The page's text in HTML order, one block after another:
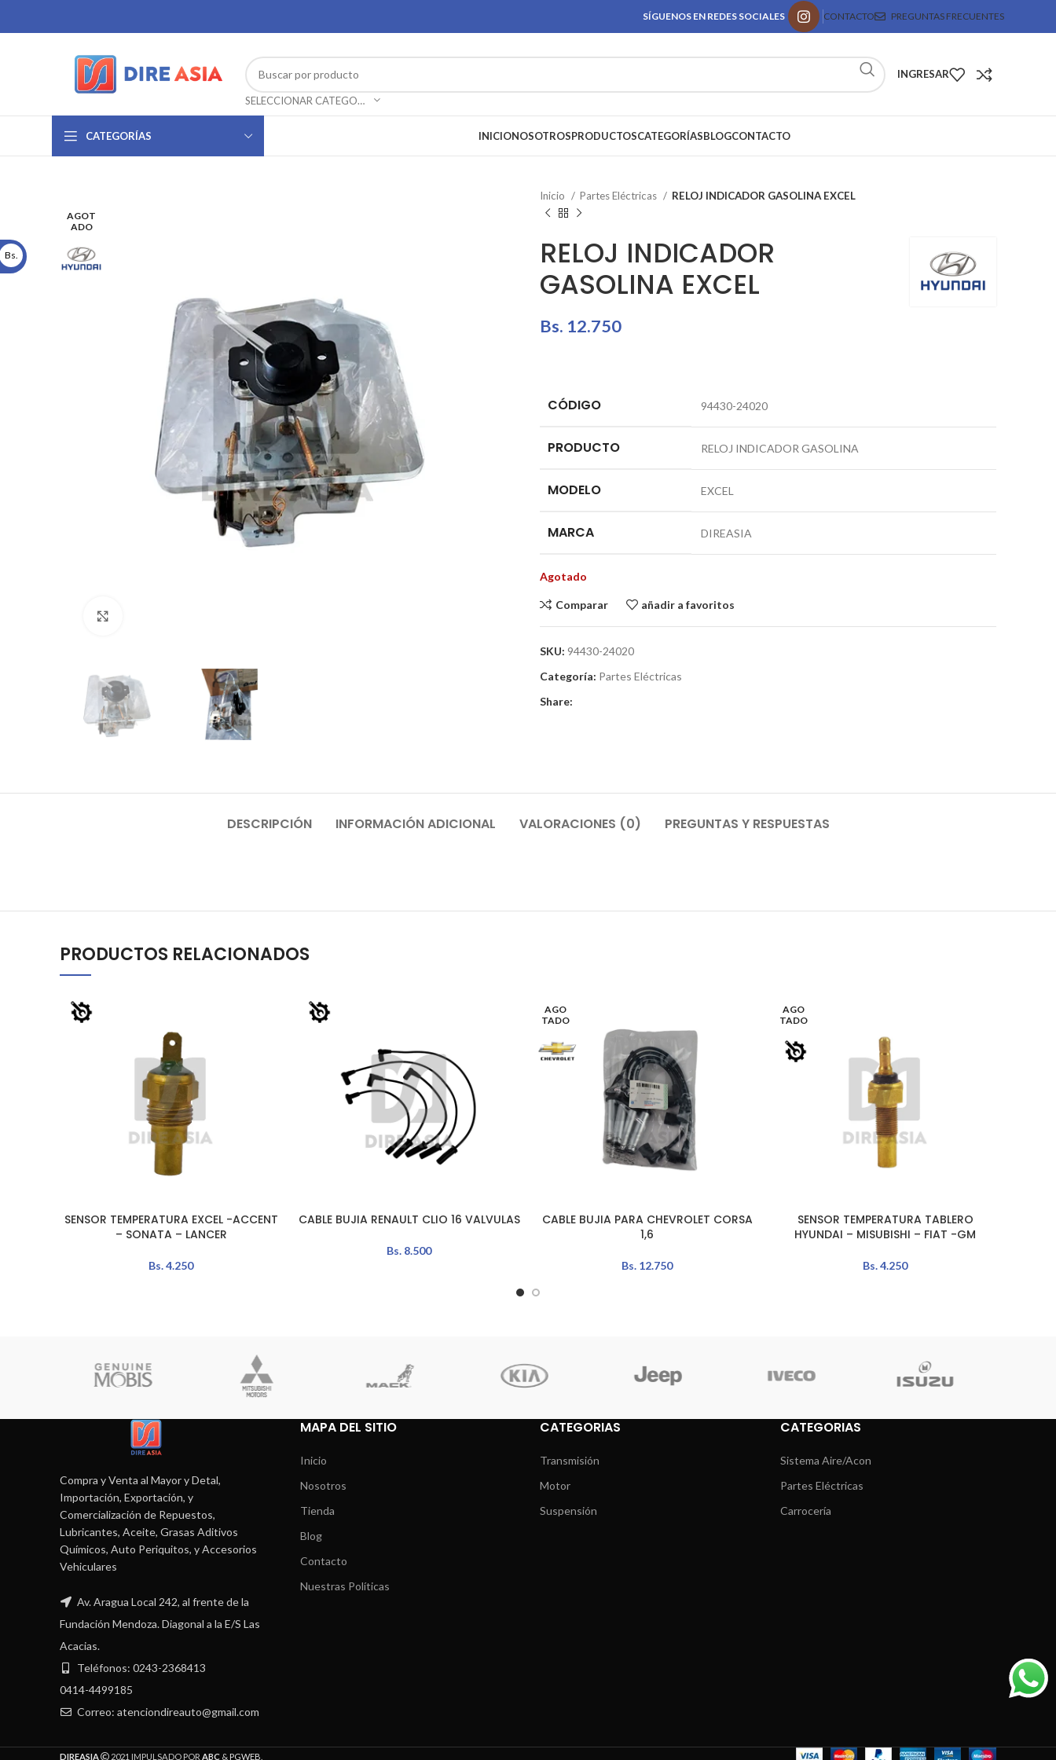
SÍGUENOS EN REDES SOCIALES CONTACTO PREGUNTAS FRECUENTES
SELECCIONAR CATEGORÍA
INGRESAR
CATEGORÍAS INICIONOSOTROSPRODUCTOSCATEGORÍASBLOGCONTACTO
AGOT
ADO
Inicio Partes Eléctricas RELOJ INDICADOR GASOLINA EXCEL
RELOJ INDICADOR
GASOLINA EXCEL
Bs. 12.750
CÓDIGO 94430-24020
PRODUCTO RELOJ INDICADOR GASOLINA
MODELO EXCEL
MARCA DIREASIA
Agotado
Comparar añadir a favoritos
SKU: 94430-24020
Categoría: Partes Eléctricas
Share:
DESCRIPCIÓN INFORMACIÓN ADICIONAL VALORACIONES (0) PREGUNTAS Y RESPUESTAS
PRODUCTOS RELACIONADOS
AÑADIR AL CARRITO
SENSOR TEMPERATURA EXCEL -ACCENT
– SONATA – LANCER
Bs.4.250
AÑADIR AL CARRITO
CABLE BUJIA RENAULT CLIO 16 VALVULAS
Bs. 8.500
AGO
TADO
LEER MÁS
CABLE BUJIA PARA CHEVROLET CORSA
1,6
Bs. 12.750
AGO
TADO
LEER MÁS
SENSOR TEMPERATURA TABLERO
HYUNDAI – MISUBISHI – FIAT -GM
Bs.4.250
Compra y Venta al Mayor y Detal,
Importación, Exportación, y
Comercialización de Repuestos,
Lubricantes, Aceite, Grasas Aditivos
Químicos, Auto Periquitos, y Accesorios
Vehiculares
Av. Aragua Local 242, al frente de la
Fundación Mendoza. Diagonal a la E/S Las
Acacias.
Teléfonos: 0243-2368413
0414-4499185
Correo: atenciondireauto@gmail.com
MAPA DEL SITIO
Inicio
Nosotros
Tienda
Blog
Contacto
Nuestras Políticas
CATEGORIAS
Transmisión
Motor
Suspensión
CATEGORIAS
Sistema Aire/Acon
Partes Eléctricas
Carrocería
DIREASIA 2021 IMPULSADO POR ABC &PGWEB
Bs.